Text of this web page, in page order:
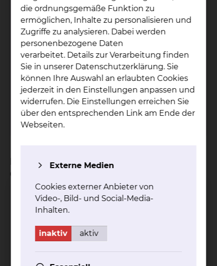
All­ge­mein- &
Vis­zer­al­chir­ur­gie
Fichtengrund 1, 38126 Braunschweig
Tel.:+49 531 595 2260
Fax: +49 531 595 2656
Per E-Mail kontaktieren
Bei welchen Krankheitsbildern ist die
Operation geeignet?
bei Schluck- und Atembeschwerden oder
Druckgefühl im Hals (Einengung anderer
bei kalten Knoten, bei denen Bösartigkeit
nicht ausgeschlossen werden kann
bei Verdacht auf eine bösartige Erkrankung
die ordnungsgemäße Funktion zu
ermöglichen, Inhalte zu personalisieren und
Zugriffe zu analysieren. Dabei werden
personenbezogene Daten
verarbeitet. Details zur Verarbeitung finden
Sie in unserer Datenschutzerklärung. Sie
können Ihre Auswahl an erlaubten Cookies
jederzeit in den Einstellungen anpassen und
widerrufen. Die Einstellungen erreichen Sie
über den entsprechenden Link am Ende der
Webseiten.
Externe Medien
Cookies externer Anbieter von
Video-, Bild- und Social-Media-
Inhalten.
inaktiv aktiv